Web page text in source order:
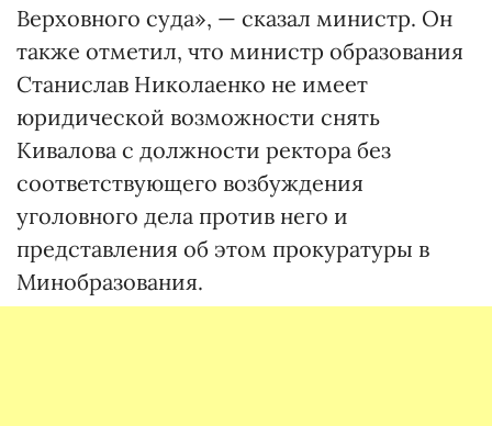
Верховного суда», — сказал министр. Он
также отметил, что министр образования
Станислав Николаенко не имеет
юридической возможности снять
Кивалова с должности ректора без
соответствующего возбуждения
уголовного дела против него и
представления об этом прокуратуры в
Минобразования.